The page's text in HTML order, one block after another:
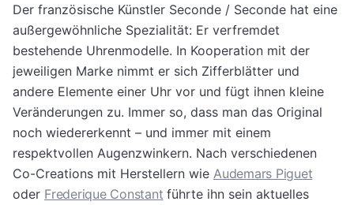
Der französische Künstler Seconde / Seconde hat eine
außergewöhnliche Spezialität: Er verfremdet
bestehende Uhrenmodelle. In Kooperation mit der
jeweiligen Marke nimmt er sich Zifferblätter und
andere Elemente einer Uhr vor und fügt ihnen kleine
Veränderungen zu. Immer so, dass man das Original
noch wiedererkennt – und immer mit einem
respektvollen Augenzwinkern. Nach verschiedenen
Co-Creations mit Herstellern wie Audemars Piguet
oder Frederique Constant führte ihn sein aktuelles